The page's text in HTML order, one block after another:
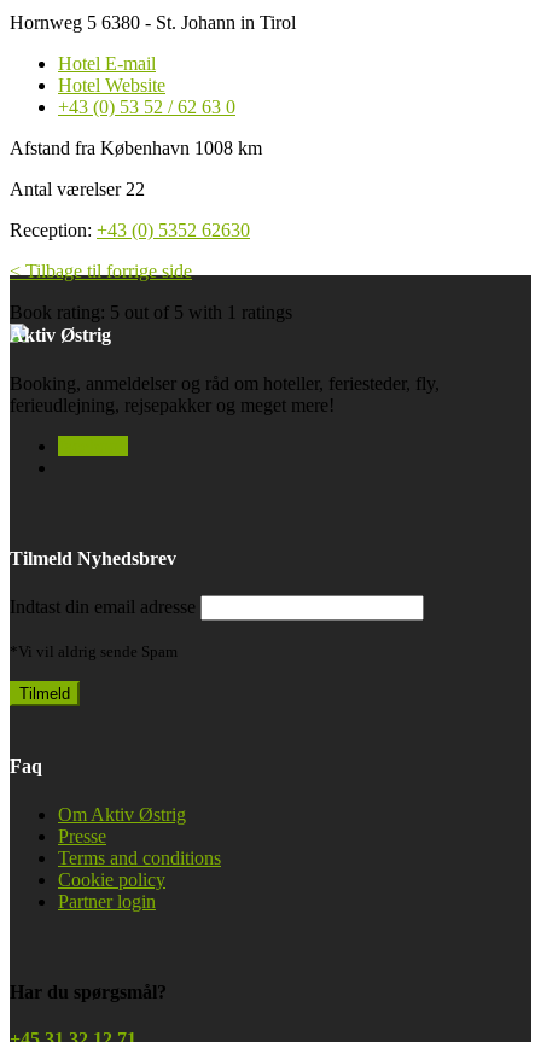
Hornweg 5 6380 - St. Johann in Tirol
Hotel E-mail
Hotel Website
+43 (0) 53 52 / 62 63 0
Afstand fra København 1008 km
Antal værelser 22
Reception: +43 (0) 5352 62630
< Tilbage til forrige side
Book rating: 5 out of 5 with 1 ratings
Aktiv Østrig
Booking, anmeldelser og råd om hoteller, feriesteder, fly,
ferieudlejning, rejsepakker og meget mere!
Tilmeld Nyhedsbrev
Indtast din email adresse
*Vi vil aldrig sende Spam
Faq
Om Aktiv Østrig
Presse
Terms and conditions
Cookie policy
Partner login
Har du spørgsmål?